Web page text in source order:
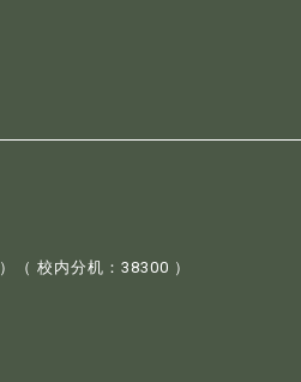
）（ 校内分机：38300 ）